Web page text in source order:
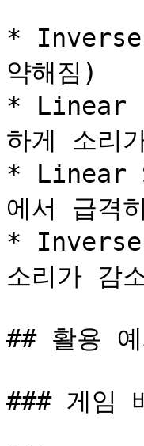
* Inverse
약해짐)
* Linear :
하게 소리
* Linear
에서 급격
* Inverse
소리가 감
## 활용 예
### 게임